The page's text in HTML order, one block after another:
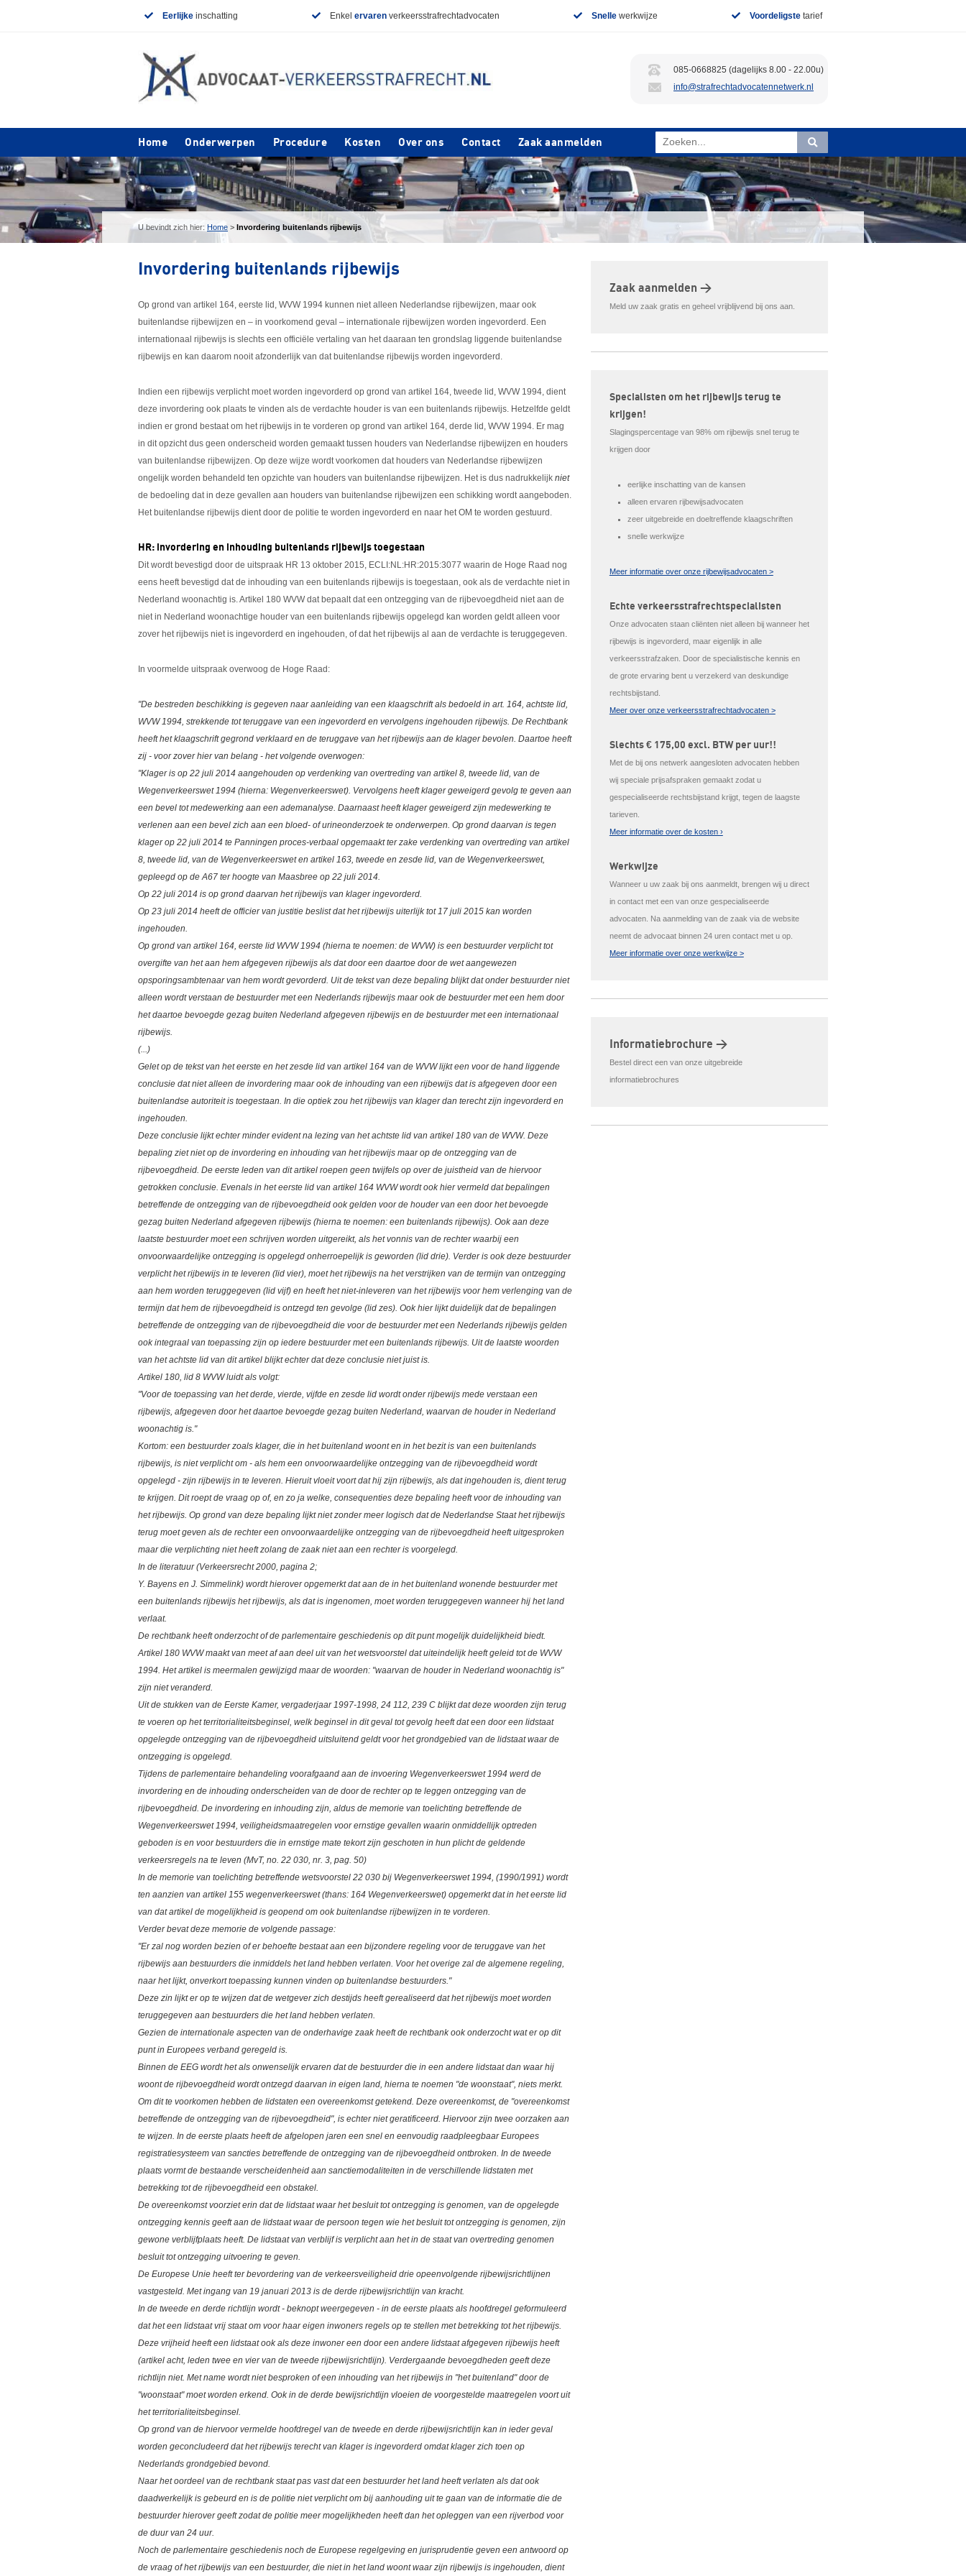
Eerlijkeinschatting Enkel ervarenverkeersstrafrechtadvocaten Snellewerkwijze Voordeligstetarief
085-0668825 (dagelijks 8.00 - 22.00u)
info@strafrechtadvocatennetwerk.nl
Home Onderwerpen Procedure Kosten Over ons Contact Zaak aanmelden
U bevindt zich hier: Home > Invordering buitenlands rijbewijs
Invordering buitenlands rijbewijs
Op grond van artikel 164, eerste lid, WVW 1994 kunnen niet alleen Nederlandse rijbewijzen, maar ook
buitenlandse rijbewijzen en – in voorkomend geval – internationale rijbewijzen worden ingevorderd. Een
internationaal rijbewijs is slechts een officiële vertaling van het daaraan ten grondslag liggende buitenlandse
rijbewijs en kan daarom nooit afzonderlijk van dat buitenlandse rijbewijs worden ingevorderd.
Indien een rijbewijs verplicht moet worden ingevorderd op grond van artikel 164, tweede lid, WVW 1994, dient
deze invordering ook plaats te vinden als de verdachte houder is van een buitenlands rijbewijs. Hetzelfde geldt
indien er grond bestaat om het rijbewijs in te vorderen op grond van artikel 164, derde lid, WVW 1994. Er mag
in dit opzicht dus geen onderscheid worden gemaakt tussen houders van Nederlandse rijbewijzen en houders
van buitenlandse rijbewijzen. Op deze wijze wordt voorkomen dat houders van Nederlandse rijbewijzen
ongelijk worden behandeld ten opzichte van houders van buitenlandse rijbewijzen. Het is dus nadrukkelijk niet
de bedoeling dat in deze gevallen aan houders van buitenlandse rijbewijzen een schikking wordt aangeboden.
Het buitenlandse rijbewijs dient door de politie te worden ingevorderd en naar het OM te worden gestuurd.
HR: invordering en inhouding buitenlands rijbewijs toegestaan
Dit wordt bevestigd door de uitspraak HR 13 oktober 2015, ECLI:NL:HR:2015:3077 waarin de Hoge Raad nog
eens heeft bevestigd dat de inhouding van een buitenlands rijbewijs is toegestaan, ook als de verdachte niet in
Nederland woonachtig is. Artikel 180 WVW dat bepaalt dat een ontzegging van de rijbevoegdheid niet aan de
niet in Nederland woonachtige houder van een buitenlands rijbewijs opgelegd kan worden geldt alleen voor
zover het rijbewijs niet is ingevorderd en ingehouden, of dat het rijbewijs al aan de verdachte is teruggegeven.
In voormelde uitspraak overwoog de Hoge Raad:
"De bestreden beschikking is gegeven naar aanleiding van een klaagschrift als bedoeld in art. 164, achtste lid,
WVW 1994, strekkende tot teruggave van een ingevorderd en vervolgens ingehouden rijbewijs. De Rechtbank
heeft het klaagschrift gegrond verklaard en de teruggave van het rijbewijs aan de klager bevolen. Daartoe heeft
zij - voor zover hier van belang - het volgende overwogen:
"Klager is op 22 juli 2014 aangehouden op verdenking van overtreding van artikel 8, tweede lid, van de
Wegenverkeerswet 1994 (hierna: Wegenverkeerswet). Vervolgens heeft klager geweigerd gevolg te geven aan
een bevel tot medewerking aan een ademanalyse. Daarnaast heeft klager geweigerd zijn medewerking te
verlenen aan een bevel zich aan een bloed- of urineonderzoek te onderwerpen. Op grond daarvan is tegen
klager op 22 juli 2014 te Panningen proces-verbaal opgemaakt ter zake verdenking van overtreding van artikel
8, tweede lid, van de Wegenverkeerswet en artikel 163, tweede en zesde lid, van de Wegenverkeerswet,
gepleegd op de A67 ter hoogte van Maasbree op 22 juli 2014.
Op 22 juli 2014 is op grond daarvan het rijbewijs van klager ingevorderd.
Op 23 juli 2014 heeft de officier van justitie beslist dat het rijbewijs uiterlijk tot 17 juli 2015 kan worden
ingehouden.
Op grond van artikel 164, eerste lid WVW 1994 (hierna te noemen: de WVW) is een bestuurder verplicht tot
overgifte van het aan hem afgegeven rijbewijs als dat door een daartoe door de wet aangewezen
opsporingsambtenaar van hem wordt gevorderd. Uit de tekst van deze bepaling blijkt dat onder bestuurder niet
alleen wordt verstaan de bestuurder met een Nederlands rijbewijs maar ook de bestuurder met een hem door
het daartoe bevoegde gezag buiten Nederland afgegeven rijbewijs en de bestuurder met een internationaal
rijbewijs.
(...)
Gelet op de tekst van het eerste en het zesde lid van artikel 164 van de WVW lijkt een voor de hand liggende
conclusie dat niet alleen de invordering maar ook de inhouding van een rijbewijs dat is afgegeven door een
buitenlandse autoriteit is toegestaan. In die optiek zou het rijbewijs van klager dan terecht zijn ingevorderd en
ingehouden.
Deze conclusie lijkt echter minder evident na lezing van het achtste lid van artikel 180 van de WVW. Deze
bepaling ziet niet op de invordering en inhouding van het rijbewijs maar op de ontzegging van de
rijbevoegdheid. De eerste leden van dit artikel roepen geen twijfels op over de juistheid van de hiervoor
getrokken conclusie. Evenals in het eerste lid van artikel 164 WVW wordt ook hier vermeld dat bepalingen
betreffende de ontzegging van de rijbevoegdheid ook gelden voor de houder van een door het bevoegde
gezag buiten Nederland afgegeven rijbewijs (hierna te noemen: een buitenlands rijbewijs). Ook aan deze
laatste bestuurder moet een schrijven worden uitgereikt, als het vonnis van de rechter waarbij een
onvoorwaardelijke ontzegging is opgelegd onherroepelijk is geworden (lid drie). Verder is ook deze bestuurder
verplicht het rijbewijs in te leveren (lid vier), moet het rijbewijs na het verstrijken van de termijn van ontzegging
aan hem worden teruggegeven (lid vijf) en heeft het niet-inleveren van het rijbewijs voor hem verlenging van de
termijn dat hem de rijbevoegdheid is ontzegd ten gevolge (lid zes). Ook hier lijkt duidelijk dat de bepalingen
betreffende de ontzegging van de rijbevoegdheid die voor de bestuurder met een Nederlands rijbewijs gelden
ook integraal van toepassing zijn op iedere bestuurder met een buitenlands rijbewijs. Uit de laatste woorden
van het achtste lid van dit artikel blijkt echter dat deze conclusie niet juist is.
Artikel 180, lid 8 WVW luidt als volgt:
"Voor de toepassing van het derde, vierde, vijfde en zesde lid wordt onder rijbewijs mede verstaan een
rijbewijs, afgegeven door het daartoe bevoegde gezag buiten Nederland, waarvan de houder in Nederland
woonachtig is."
Kortom: een bestuurder zoals klager, die in het buitenland woont en in het bezit is van een buitenlands
rijbewijs, is niet verplicht om - als hem een onvoorwaardelijke ontzegging van de rijbevoegdheid wordt
opgelegd - zijn rijbewijs in te leveren. Hieruit vloeit voort dat hij zijn rijbewijs, als dat ingehouden is, dient terug
te krijgen. Dit roept de vraag op of, en zo ja welke, consequenties deze bepaling heeft voor de inhouding van
het rijbewijs. Op grond van deze bepaling lijkt niet zonder meer logisch dat de Nederlandse Staat het rijbewijs
terug moet geven als de rechter een onvoorwaardelijke ontzegging van de rijbevoegdheid heeft uitgesproken
maar die verplichting niet heeft zolang de zaak niet aan een rechter is voorgelegd.
In de literatuur (Verkeersrecht 2000, pagina 2;
Y. Bayens en J. Simmelink) wordt hierover opgemerkt dat aan de in het buitenland wonende bestuurder met
een buitenlands rijbewijs het rijbewijs, als dat is ingenomen, moet worden teruggegeven wanneer hij het land
verlaat.
De rechtbank heeft onderzocht of de parlementaire geschiedenis op dit punt mogelijk duidelijkheid biedt.
Artikel 180 WVW maakt van meet af aan deel uit van het wetsvoorstel dat uiteindelijk heeft geleid tot de WVW
1994. Het artikel is meermalen gewijzigd maar de woorden: "waarvan de houder in Nederland woonachtig is"
zijn niet veranderd.
Uit de stukken van de Eerste Kamer, vergaderjaar 1997-1998, 24 112, 239 C blijkt dat deze woorden zijn terug
te voeren op het territorialiteitsbeginsel, welk beginsel in dit geval tot gevolg heeft dat een door een lidstaat
opgelegde ontzegging van de rijbevoegdheid uitsluitend geldt voor het grondgebied van de lidstaat waar de
ontzegging is opgelegd.
Tijdens de parlementaire behandeling voorafgaand aan de invoering Wegenverkeerswet 1994 werd de
invordering en de inhouding onderscheiden van de door de rechter op te leggen ontzegging van de
rijbevoegdheid. De invordering en inhouding zijn, aldus de memorie van toelichting betreffende de
Wegenverkeerswet 1994, veiligheidsmaatregelen voor ernstige gevallen waarin onmiddellijk optreden
geboden is en voor bestuurders die in ernstige mate tekort zijn geschoten in hun plicht de geldende
verkeersregels na te leven (MvT, no. 22 030, nr. 3, pag. 50)
In de memorie van toelichting betreffende wetsvoorstel 22 030 bij Wegenverkeerswet 1994, (1990/1991) wordt
ten aanzien van artikel 155 wegenverkeerswet (thans: 164 Wegenverkeerswet) opgemerkt dat in het eerste lid
van dat artikel de mogelijkheid is geopend om ook buitenlandse rijbewijzen in te vorderen.
Verder bevat deze memorie de volgende passage:
"Er zal nog worden bezien of er behoefte bestaat aan een bijzondere regeling voor de teruggave van het
rijbewijs aan bestuurders die inmiddels het land hebben verlaten. Voor het overige zal de algemene regeling,
naar het lijkt, onverkort toepassing kunnen vinden op buitenlandse bestuurders."
Deze zin lijkt er op te wijzen dat de wetgever zich destijds heeft gerealiseerd dat het rijbewijs moet worden
teruggegeven aan bestuurders die het land hebben verlaten.
Gezien de internationale aspecten van de onderhavige zaak heeft de rechtbank ook onderzocht wat er op dit
punt in Europees verband geregeld is.
Binnen de EEG wordt het als onwenselijk ervaren dat de bestuurder die in een andere lidstaat dan waar hij
woont de rijbevoegdheid wordt ontzegd daarvan in eigen land, hierna te noemen "de woonstaat", niets merkt.
Om dit te voorkomen hebben de lidstaten een overeenkomst getekend. Deze overeenkomst, de "overeenkomst
betreffende de ontzegging van de rijbevoegdheid", is echter niet geratificeerd. Hiervoor zijn twee oorzaken aan
te wijzen. In de eerste plaats heeft de afgelopen jaren een snel en eenvoudig raadpleegbaar Europees
registratiesysteem van sancties betreffende de ontzegging van de rijbevoegdheid ontbroken. In de tweede
plaats vormt de bestaande verscheidenheid aan sanctiemodaliteiten in de verschillende lidstaten met
betrekking tot de rijbevoegdheid een obstakel.
De overeenkomst voorziet erin dat de lidstaat waar het besluit tot ontzegging is genomen, van de opgelegde
ontzegging kennis geeft aan de lidstaat waar de persoon tegen wie het besluit tot ontzegging is genomen, zijn
gewone verblijfplaats heeft. De lidstaat van verblijf is verplicht aan het in de staat van overtreding genomen
besluit tot ontzegging uitvoering te geven.
De Europese Unie heeft ter bevordering van de verkeersveiligheid drie opeenvolgende rijbewijsrichtlijnen
vastgesteld. Met ingang van 19 januari 2013 is de derde rijbewijsrichtlijn van kracht.
In de tweede en derde richtlijn wordt - beknopt weergegeven - in de eerste plaats als hoofdregel geformuleerd
dat het een lidstaat vrij staat om voor haar eigen inwoners regels op te stellen met betrekking tot het rijbewijs.
Deze vrijheid heeft een lidstaat ook als deze inwoner een door een andere lidstaat afgegeven rijbewijs heeft
(artikel acht, leden twee en vier van de tweede rijbewijsrichtlijn). Verdergaande bevoegdheden geeft deze
richtlijn niet. Met name wordt niet besproken of een inhouding van het rijbewijs in "het buitenland" door de
"woonstaat" moet worden erkend. Ook in de derde bewijsrichtlijn vloeien de voorgestelde maatregelen voort uit
het territorialiteitsbeginsel.
Op grond van de hiervoor vermelde hoofdregel van de tweede en derde rijbewijsrichtlijn kan in ieder geval
worden geconcludeerd dat het rijbewijs terecht van klager is ingevorderd omdat klager zich toen op
Nederlands grondgebied bevond.
Naar het oordeel van de rechtbank staat pas vast dat een bestuurder het land heeft verlaten als dat ook
daadwerkelijk is gebeurd en is de politie niet verplicht om bij aanhouding uit te gaan van de informatie die de
bestuurder hierover geeft zodat de politie meer mogelijkheden heeft dan het opleggen van een rijverbod voor
de duur van 24 uur.
Noch de parlementaire geschiedenis noch de Europese regelgeving en jurisprudentie geven een antwoord op
de vraag of het rijbewijs van een bestuurder, die niet in het land woont waar zijn rijbewijs is ingehouden, dient
Zaak aanmelden >
Meld uw zaak gratis en geheel vrijblijvend bij ons aan.
Specialisten om het rijbewijs terug te
krijgen!
Slagingspercentage van 98% om rijbewijs snel terug te
krijgen door
eerlijke inschatting van de kansen
alleen ervaren rijbewijsadvocaten
zeer uitgebreide en doeltreffende klaagschriften
snelle werkwijze
Meer informatie over onze rijbewijsadvocaten >
Echte verkeersstrafrechtspecialisten
Onze advocaten staan cliënten niet alleen bij wanneer het
rijbewijs is ingevorderd, maar eigenlijk in alle
verkeersstrafzaken. Door de specialistische kennis en
de grote ervaring bent u verzekerd van deskundige
rechtsbijstand.
Meer over onze verkeersstrafrechtadvocaten >
Slechts € 175,00 excl. BTW per uur!!
Met de bij ons netwerk aangesloten advocaten hebben
wij speciale prijsafspraken gemaakt zodat u
gespecialiseerde rechtsbijstand krijgt, tegen de laagste
tarieven.
Meer informatie over de kosten ›
Werkwijze
Wanneer u uw zaak bij ons aanmeldt, brengen wij u direct
in contact met een van onze gespecialiseerde
advocaten. Na aanmelding van de zaak via de website
neemt de advocaat binnen 24 uren contact met u op.
Meer informatie over onze werkwijze >
Informatiebrochure >
Bestel direct een van onze uitgebreide
informatiebrochures